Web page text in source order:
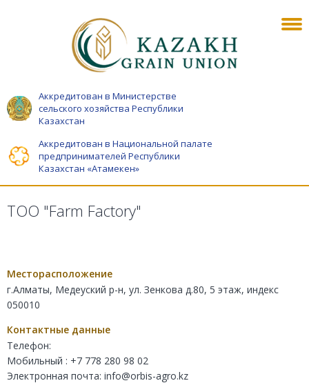
Аккредитован в Министерстве
сельского хозяйства Республики
Казахстан
Аккредитован в Национальной палате
предпринимателей Республики
Казахстан «Атамекен»
ТОО "Farm Factory"
Месторасположение
г.Алматы, Медеуский р-н, ул. Зенкова д.80, 5 этаж, индекс
050010
Контактные данные
Телефон:
Мобильный : +7 778 280 98 02
Электронная почта: info@orbis-agro.kz